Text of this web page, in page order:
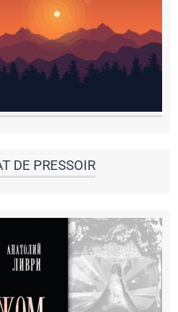
DE PRESSOIR